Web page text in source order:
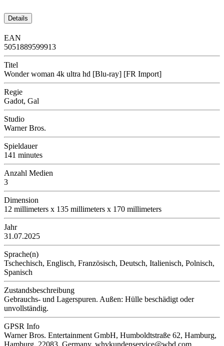
Details
EAN
5051889599913
Titel
Wonder woman 4k ultra hd [Blu-ray] [FR Import]
Regie
Gadot, Gal
Studio
Warner Bros.
Spieldauer
141 minutes
Anzahl Medien
3
Dimension
12 millimeters x 135 millimeters x 170 millimeters
Jahr
31.07.2025
Sprache(n)
Tschechisch, Englisch, Französisch, Deutsch, Italienisch, Polnisch,
Spanisch
Zustandsbeschreibung
Gebrauchs- und Lagerspuren. Außen: Hülle beschädigt oder
unvollständig.
GPSR Info
Warner Bros. Entertainment GmbH, Humboldtstraße 62, Hamburg,
Hamburg, 22083, Germany, whvkundenservice@wbd.com